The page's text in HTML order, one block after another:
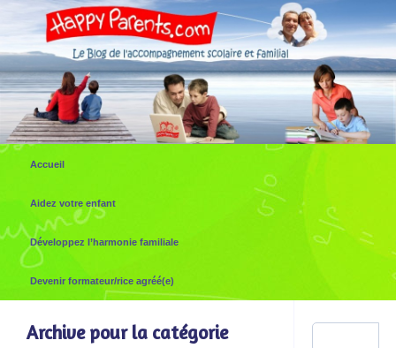
Accueil
Aidez votre enfant
Développez l’harmonie familiale
Devenir formateur/rice agréé(e)
Archive pour la catégorie